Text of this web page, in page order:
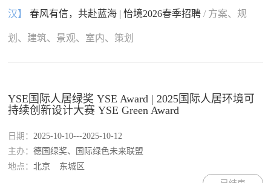
汉】 春风有信，共赴蓝海 | 怡境2026春季招聘/ 方案、规
划、建筑、景观、室内、策划
YSE国际人居绿奖 YSE Award | 2025国际人居环境可
持续创新设计大赛 YSE Green Award
日期：2025-10-10---2025-10-12
主办：德国绿奖、国际绿色未来联盟
地点：北京
东城区